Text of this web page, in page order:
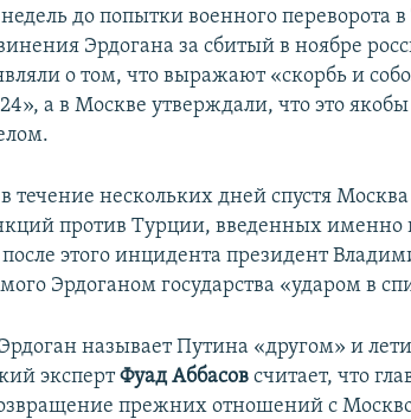
до попытки военного переворота
Эрдогана за сбитый в ноябре
о том, что выражают «скорбь и
а в Москве утверждали, что это
течение нескольких дней спустя
против Турции, введенных именно
после этого инцидента президент
Эрдоганом государства «ударом в
называет Путина «другом» и
экспертФуад Аббасов считает, что
прежних отношений с